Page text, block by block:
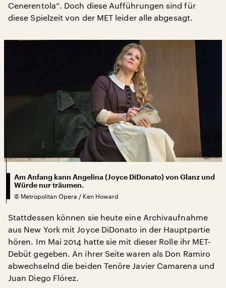
Cenerentola“. Doch diese Aufführungen sind für
diese Spielzeit von der MET leider alle abgesagt.
Am Anfang kann Angelina (Joyce DiDonato) von Glanz und
Würde nur träumen.
© Metropolitan Opera / Ken Howard
Stattdessen können sie heute eine Archivaufnahme
aus New York mit Joyce DiDonato in der Hauptpartie
hören. Im Mai 2014 hatte sie mit dieser Rolle ihr MET-
Debüt gegeben. An ihrer Seite waren als Don Ramiro
abwechselnd die beiden Tenöre Javier Camarena und
Juan Diego Flórez.